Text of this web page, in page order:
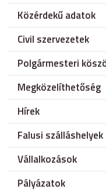
Közérdekű adatok
Civil szervezetek
Polgármesteri
Megközelíthetőség
Hírek
Falusi szálláshelyek
Vállalkozások
Pályázatok